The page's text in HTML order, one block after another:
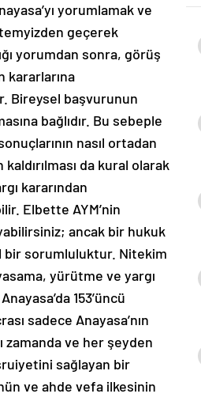
yorumlamak ve
geçerek
yorumdan sonra, görüş
kararlarına
Bireysel başvurunun
bağlıdır. Bu sebeple
nasıl ortadan
da kural olarak
kararından
Elbette AYM’nin
ancak bir hukuk
bir sorumluluktur. Nitekim
yürütme ve yargı
153’üncü
sadece Anayasa’nın
zamanda ve her şeyden
sağlayan bir
ve ahde vefa ilkesinin